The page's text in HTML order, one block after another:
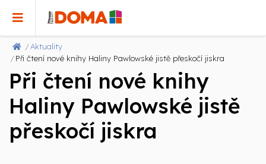
Aktuality
Při čtení nové knihy Haliny Pawlowské jistě přeskočí jiskra
Při čtení nové knihy
Haliny Pawlowské jistě
přeskočí jiskra